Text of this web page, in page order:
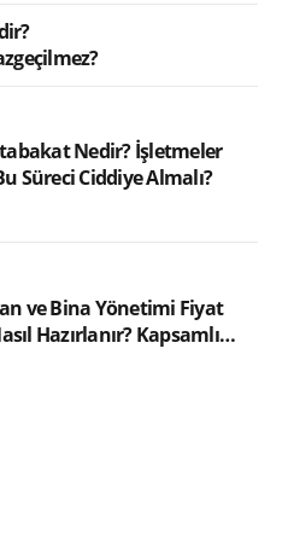
Nedir? İşletmeler
Süreci Ciddiye Almalı?
ve Bina Yönetimi Fiyat
Hazırlanır? Kapsamlı